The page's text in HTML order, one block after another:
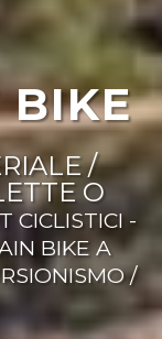
BIKE
/
O
CICLISTICI -
BIKE A
/